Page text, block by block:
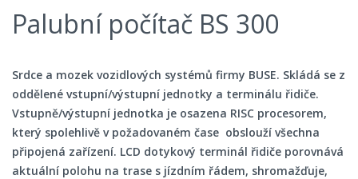
Palubní počítač BS 300
Srdce a mozek vozidlových systémů firmy BUSE. Skládá se z
oddělené vstupní/výstupní jednotky a terminálu řidiče.
Vstupně/výstupní jednotka je osazena RISC procesorem,
který spolehlivě v požadovaném čase obslouží všechna
připojená zařízení. LCD dotykový terminál řidiče porovnává
aktuální polohu na trase s jízdním řádem, shromažďuje,